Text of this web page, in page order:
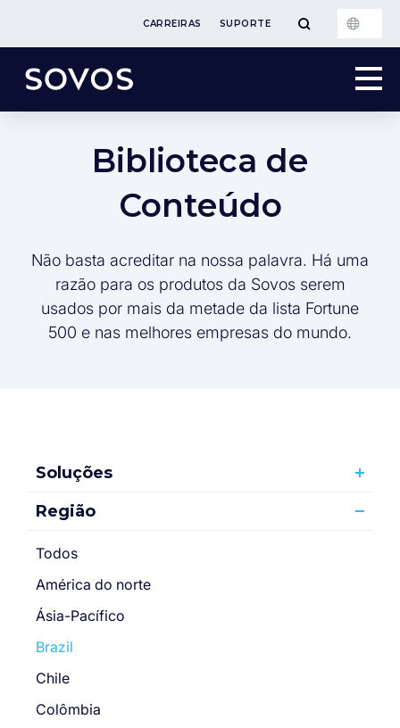
CARREIRAS SUPORTE
Biblioteca de
Conteúdo
Não basta acreditar na nossa palavra. Há uma
razão para os produtos da Sovos serem
usados por mais da metade da lista Fortune
500 e nas melhores empresas do mundo.
Soluções
Região
Todos
América do norte
Ásia-Pacífico
Brazil
Chile
Colômbia